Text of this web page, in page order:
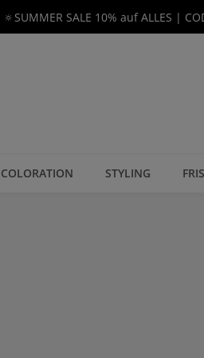
🔅SUMMER SALE 10% auf ALLES |
COLORATION STYLING